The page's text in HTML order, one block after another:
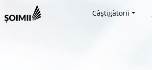
Câștigătorii